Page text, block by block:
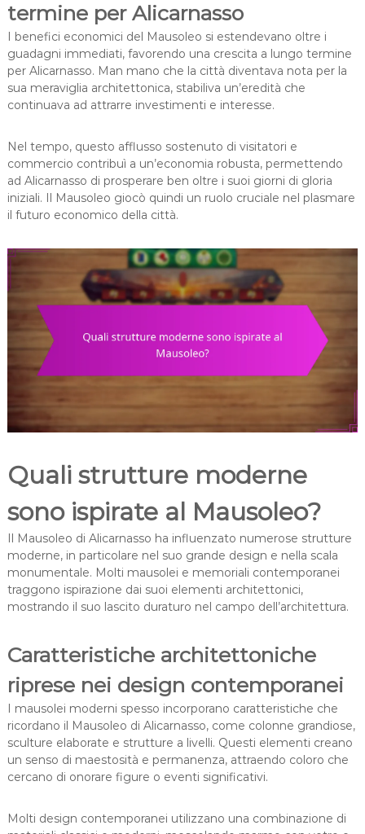
termine per Alicarnasso
I benefici economici del Mausoleo si estendevano oltre i
guadagni immediati, favorendo una crescita a lungo termine
per Alicarnasso. Man mano che la città diventava nota per la
sua meraviglia architettonica, stabiliva un’eredità che
continuava ad attrarre investimenti e interesse.
Nel tempo, questo afflusso sostenuto di visitatori e
commercio contribuì a un’economia robusta, permettendo
ad Alicarnasso di prosperare ben oltre i suoi giorni di gloria
iniziali. Il Mausoleo giocò quindi un ruolo cruciale nel plasmare
il futuro economico della città.
Quali strutture moderne
sono ispirate al Mausoleo?
Il Mausoleo di Alicarnasso ha influenzato numerose strutture
moderne, in particolare nel suo grande design e nella scala
monumentale. Molti mausolei e memoriali contemporanei
traggono ispirazione dai suoi elementi architettonici,
mostrando il suo lascito duraturo nel campo dell’architettura.
Caratteristiche architettoniche
riprese nei design contemporanei
I mausolei moderni spesso incorporano caratteristiche che
ricordano il Mausoleo di Alicarnasso, come colonne grandiose,
sculture elaborate e strutture a livelli. Questi elementi creano
un senso di maestosità e permanenza, attraendo coloro che
cercano di onorare figure o eventi significativi.
Molti design contemporanei utilizzano una combinazione di